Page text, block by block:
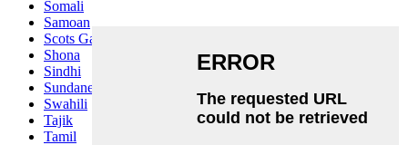
Somali
Samoan
Scots Gaelic
Shona
Sindhi
Sundanese
Swahili
Tajik
Tamil